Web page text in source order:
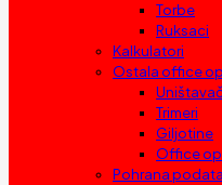
Torbe
Ruksaci
Kalkulatori
Ostala office
Trimeri
Giljotine
Office
Pohrana